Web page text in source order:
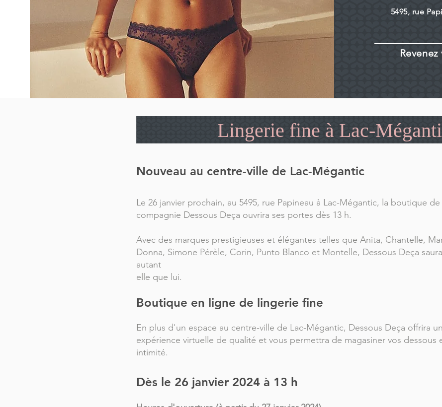
5495, rue
Lingerie fine à Lac-
Nouveau au centre-ville de Lac-Mégantic
Le 26 janvier prochain, au 5495, rue Papineau à Lac-Mégantic, la boutique
compagnie Dessous Deça ouvrira ses portes dès 13 h.
Avec des marques prestigieuses et élégantes telles que Anita, Chantelle,
Donna, Simone Pérèle, Corin, Punto Blanco et Montelle, Dessous Deça
autant
elle que lui.
Boutique en ligne de lingerie fine
En plus d'un espace au centre-ville de Lac-Mégantic, Dessous Deça offrira
expérience virtuelle de qualité et vous permettra de magasiner vos dessous
intimité.
Dès le 26 janvier 2024 à 13 h